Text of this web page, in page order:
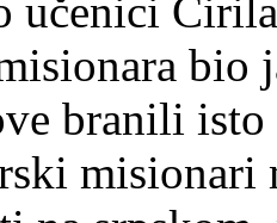
učenici
bio
branili
misionari